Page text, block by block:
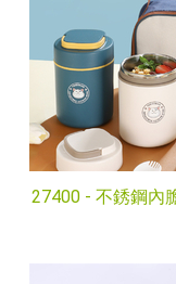
27400 - 不銹鋼內